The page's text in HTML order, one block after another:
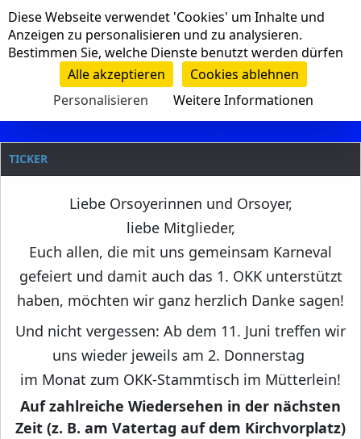
Navigation
Clanname
TICKER
Liebe Orsoyerinnen und Orsoyer,
liebe Mitglieder,
Euch allen, die mit uns gemeinsam Karneval
gefeiert und damit auch das 1. OKK unterstützt
haben, möchten wir ganz herzlich Danke sagen!
Und nicht vergessen: Ab dem 11. Juni treffen wir
uns wieder jeweils am 2. Donnerstag
im Monat zum OKK-Stammtisch im Mütterlein!
Auf zahlreiche Wiedersehen in der nächsten
Zeit (z. B. am Vatertag auf dem Kirchvorplatz)
Cookie-Einstellungen
Diese Webseite verwendet 'Cookies' um Inhalte und
Anzeigen zu personalisieren und zu analysieren.
Bestimmen Sie, welche Dienste benutzt werden dürfen
Alle akzeptieren
Cookies ablehnen
Personalisieren
Weitere Informationen